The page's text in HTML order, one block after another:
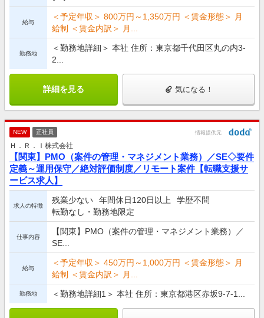
給与
＜予定年収＞ 800万円～1,350万円 ＜賃金形態＞ 月
給制 ＜賃金内訳＞ 月...
勤務地
＜勤務地詳細＞ 本社 住所：東京都千代田区丸の内3-
2...
詳細を見る 気になる！
NEW 正社員 情報提供元
Ｈ．Ｒ．Ｉ株式会社
【関東】PMO（案件の管理・マネジメント業務）／SE◇要件
定義～運用保守／絶対評価制度／リモート案件【転職支援サ
ービス求人】
求人の特徴
残業少ない 年間休日120日以上
学歴不問
転勤なし・勤務地限定
仕事内容
【関東】PMO（案件の管理・マネジメント業務）／
SE...
給与
＜予定年収＞ 450万円～1,000万円 ＜賃金形態＞ 月
給制 ＜賃金内訳＞ 月...
勤務地 ＜勤務地詳細1＞ 本社 住所：東京都港区赤坂9-7-1...